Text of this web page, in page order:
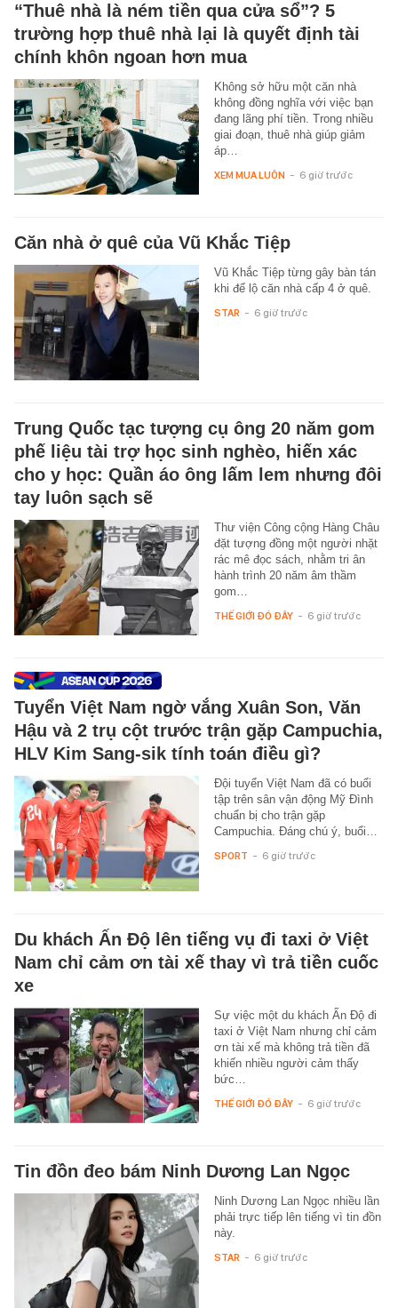
“Thuê nhà là ném tiền qua cửa sổ”? 5
trường hợp thuê nhà lại là quyết định tài
chính khôn ngoan hơn mua
Không sở hữu một căn nhà
không đồng nghĩa với việc bạn
đang lãng phí tiền. Trong nhiều
giai đoạn, thuê nhà giúp giảm
áp…
XEM MUA LUÔN - 6 giờ trước
Căn nhà ở quê của Vũ Khắc Tiệp
Vũ Khắc Tiệp từng gây bàn tán
khi để lộ căn nhà cấp 4 ở quê.
STAR - 6 giờ trước
Trung Quốc tạc tượng cụ ông 20 năm gom
phế liệu tài trợ học sinh nghèo, hiến xác
cho y học: Quần áo ông lấm lem nhưng đôi
tay luôn sạch sẽ
Thư viện Công cộng Hàng Châu
đặt tượng đồng một người nhặt
rác mê đọc sách, nhằm tri ân
hành trình 20 năm âm thầm
gom…
THẾ GIỚI ĐÓ ĐÂY - 6 giờ trước
Tuyển Việt Nam ngờ vắng Xuân Son, Văn
Hậu và 2 trụ cột trước trận gặp Campuchia,
HLV Kim Sang-sik tính toán điều gì?
Đội tuyển Việt Nam đã có buổi
tập trên sân vận động Mỹ Đình
chuẩn bị cho trận gặp
Campuchia. Đáng chú ý, buổi…
SPORT - 6 giờ trước
Du khách Ấn Độ lên tiếng vụ đi taxi ở Việt
Nam chỉ cảm ơn tài xế thay vì trả tiền cuốc
xe
Sự việc một du khách Ấn Độ đi
taxi ở Việt Nam nhưng chỉ cảm
ơn tài xế mà không trả tiền đã
khiến nhiều người cảm thấy
bức…
THẾ GIỚI ĐÓ ĐÂY - 6 giờ trước
Tin đồn đeo bám Ninh Dương Lan Ngọc
Ninh Dương Lan Ngọc nhiều lần
phải trực tiếp lên tiếng vì tin đồn
này.
STAR - 6 giờ trước